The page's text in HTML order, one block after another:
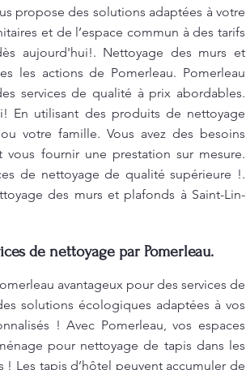
propose des solutions adaptées à votre
et de l’espace commun à des tarifs
aujourd'hui!. Nettoyage des murs et
les actions de Pomerleau. Pomerleau
services de qualité à prix abordables.
En utilisant des produits de nettoyage
votre famille. Vous avez des besoins
fournir une prestation sur mesure.
de nettoyage de qualité supérieure !.
des murs et plafonds à Saint-Lin-
de nettoyage par Pomerleau.
avantageux pour des services de
solutions écologiques adaptées à vos
! Avec Pomerleau, vos espaces
pour nettoyage de tapis dans les
Les tapis d’hôtel peuvent accumuler de